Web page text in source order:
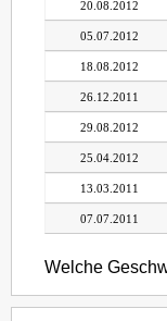
20.08.2012
05.07.2012
18.08.2012
26.12.2011
29.08.2012
25.04.2012
13.03.2011
07.07.2011
Welche